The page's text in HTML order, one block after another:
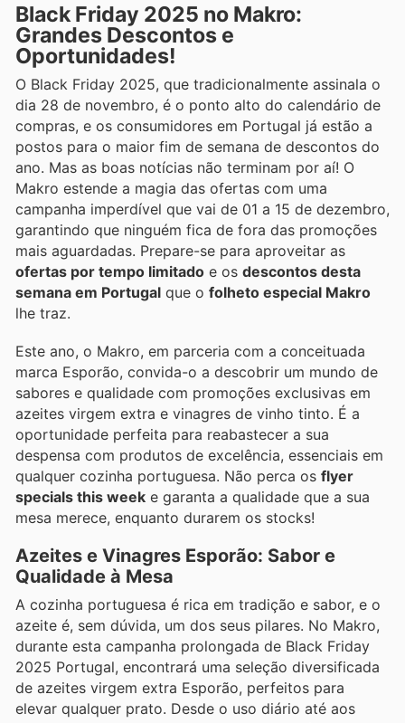
Black Friday 2025 no Makro:
Grandes Descontos e
Oportunidades!
O Black Friday 2025, que tradicionalmente assinala o
dia 28 de novembro, é o ponto alto do calendário de
compras, e os consumidores em Portugal já estão a
postos para o maior fim de semana de descontos do
ano. Mas as boas notícias não terminam por aí! O
Makro estende a magia das ofertas com uma
campanha imperdível que vai de 01 a 15 de dezembro,
garantindo que ninguém fica de fora das promoções
mais aguardadas. Prepare-se para aproveitar as
ofertas por tempo limitado e os descontos desta
semana em Portugal que o folheto especial Makro
lhe traz.
Este ano, o Makro, em parceria com a conceituada
marca Esporão, convida-o a descobrir um mundo de
sabores e qualidade com promoções exclusivas em
azeites virgem extra e vinagres de vinho tinto. É a
oportunidade perfeita para reabastecer a sua
despensa com produtos de excelência, essenciais em
qualquer cozinha portuguesa. Não perca os flyer
specials this week e garanta a qualidade que a sua
mesa merece, enquanto durarem os stocks!
Azeites e Vinagres Esporão: Sabor e
Qualidade à Mesa
A cozinha portuguesa é rica em tradição e sabor, e o
azeite é, sem dúvida, um dos seus pilares. No Makro,
durante esta campanha prolongada de Black Friday
2025 Portugal, encontrará uma seleção diversificada
de azeites virgem extra Esporão, perfeitos para
elevar qualquer prato. Desde o uso diário até aos